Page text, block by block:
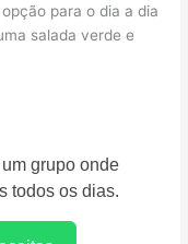
para o dia a dia
salada verde e
grupo onde
todos os dias.